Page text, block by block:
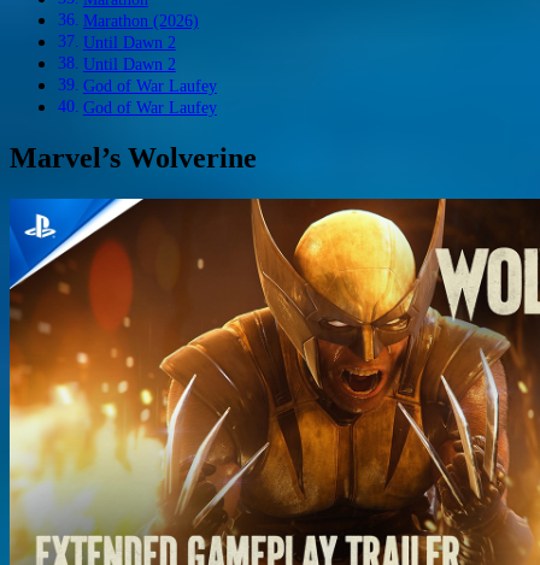
Marathon (2026)
Until Dawn 2
Until Dawn 2
God of War Laufey
God of War Laufey
Marvel’s Wolverine